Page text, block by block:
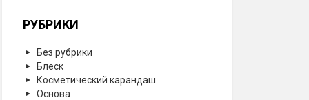
РУБРИКИ
Без рубрики
Блеск
Косметический карандаш
Основа